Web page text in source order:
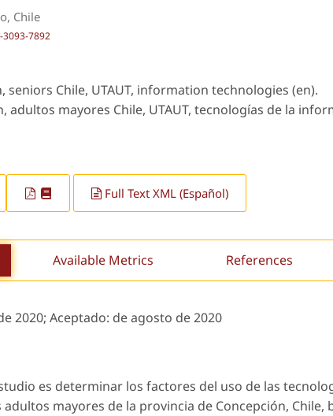
Chile
7892
seniors Chile, UTAUT, information technologies (en).
adultos mayores Chile, UTAUT, tecnologías de la
Full Text XML (Español)
Available Metrics References
2020; Aceptado: de agosto de 2020
es determinar los factores del uso de las
mayores de la provincia de Concepción, Chile,